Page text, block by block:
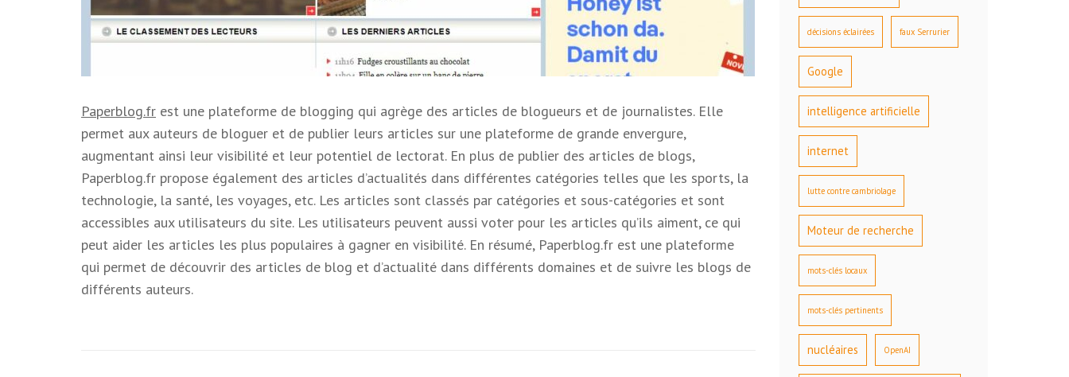
Paperblog.fr est une plateforme de blogging qui agrège des articles de blogueurs et de journalistes. Elle
permet aux auteurs de bloguer et de publier leurs articles sur une plateforme de grande envergure,
augmentant ainsi leur visibilité et leur potentiel de lectorat. En plus de publier des articles de blogs,
Paperblog.fr propose également des articles d’actualités dans différentes catégories telles que les sports, la
technologie, la santé, les voyages, etc. Les articles sont classés par catégories et sous-catégories et sont
accessibles aux utilisateurs du site. Les utilisateurs peuvent aussi voter pour les articles qu’ils aiment, ce qui
peut aider les articles les plus populaires à gagner en visibilité. En résumé, Paperblog.fr est une plateforme
qui permet de découvrir des articles de blog et d’actualité dans différents domaines et de suivre les blogs de
différents auteurs.
décisions éclairées faux Serrurier
Google
intelligence artificielle
internet
lutte contre cambriolage
Moteur de recherche
mots-clés locaux
mots-clés pertinents
nucléaires OpenAI